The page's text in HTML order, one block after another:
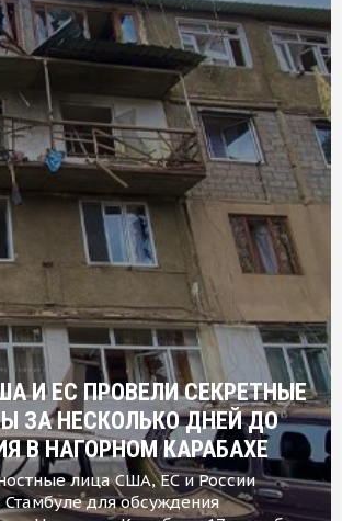
И ЕС ПРОВЕЛИ СЕКРЕТНЫЕ
ЗА НЕСКОЛЬКО ДНЕЙ ДО
В НАГОРНОМ КАРАБАХЕ
лица США, ЕС и России
Стамбуле для обсуждения